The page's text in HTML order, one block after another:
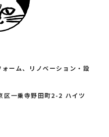
ーム、リノベーション・設
一乗寺野田町2-2 ハイツ